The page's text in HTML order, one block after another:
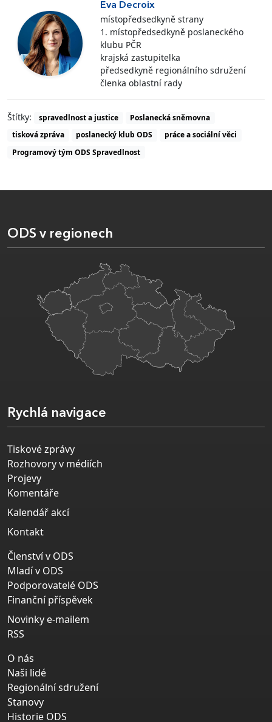
Eva Decroix
místopředsedkyně strany
1. místopředsedkyně poslaneckého
klubu PČR
krajská zastupitelka
předsedkyně regionálního sdružení
členka oblastní rady
Štítky: spravedlnost a justice
Poslanecká sněmovna
tisková zpráva
poslanecký klub ODS
práce a sociální věci
Programový tým ODS Spravedlnost
ODS v regionech
Rychlá navigace
Tiskové zprávy
Rozhovory v médiích
Projevy
Komentáře
Kalendář akcí
Kontakt
Členství v ODS
Mladí v ODS
Podporovatelé ODS
Finanční příspěvek
Novinky e-mailem
RSS
O nás
Naši lidé
Regionální sdružení
Stanovy
Historie ODS